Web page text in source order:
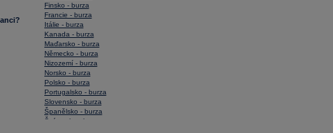
Finsko - burza
Francie - burza
Itálie - burza
Kanada - burza
Maďarsko - burza
Německo - burza
Nizozemí - burza
Norsko - burza
Polsko - burza
Portugalsko - burza
Slovensko - burza
Španělsko - burza
Švýcarsko - burza